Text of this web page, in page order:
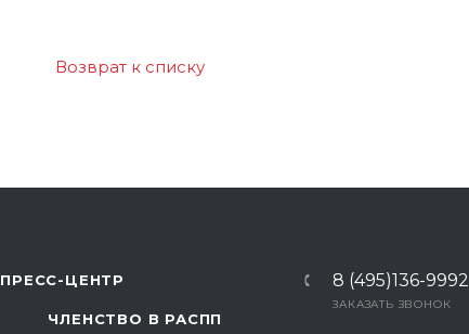
Возврат к списку
ПРЕСС-ЦЕНТР
ЧЛЕНСТВО В РАСПП
8 (495)136-9992
ЗАКАЗАТЬ ЗВОНОК